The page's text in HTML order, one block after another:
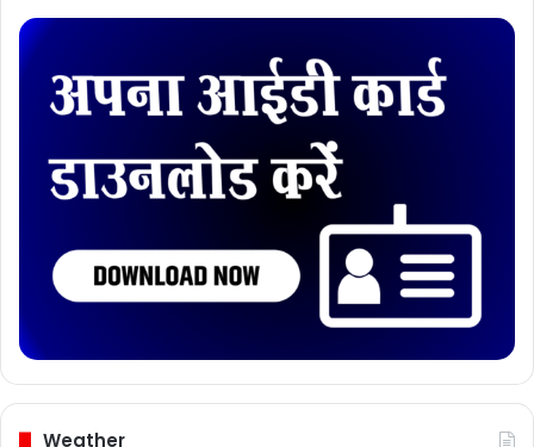
Weather